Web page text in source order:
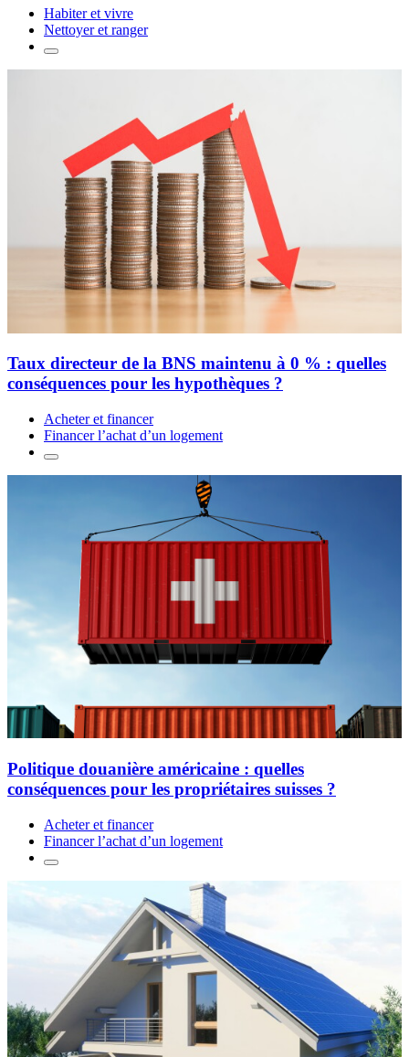
Habiter et vivre
Nettoyer et ranger
Taux directeur de la BNS maintenu à 0 % : quelles
conséquences pour les hypothèques ?
Acheter et financer
Financer l’achat d’un logement
Politique douanière américaine : quelles
conséquences pour les propriétaires suisses ?
Acheter et financer
Financer l’achat d’un logement